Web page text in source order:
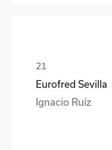
Eurofred Sevilla
Ignacio Ruíz